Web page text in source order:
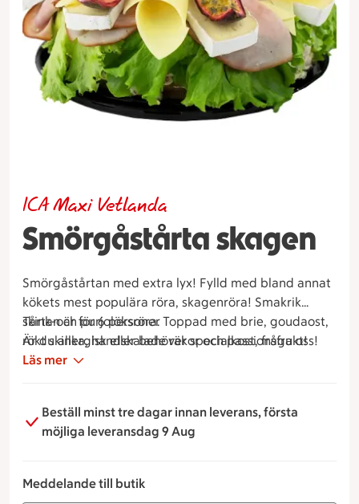
Smörgåstårta skagen
ICA Maxi Vetlanda
Smörgåstårtan med extra lyx! Fylld med bland annat
kökets mest populära röra, skagenröra! Smakrik
skink-och purjolöksröra. Toppad med brie, goudaost,
rökt skinka, handskalade räkor och passionsfrukt!
Tårtan är för 6 personer
Är du allergisk eller behöver specialkost, fråga oss!
Läs mer
Beställ minst tre dagar innan leverans, första
möjliga leveransdag 9 Aug
Meddelande till butik